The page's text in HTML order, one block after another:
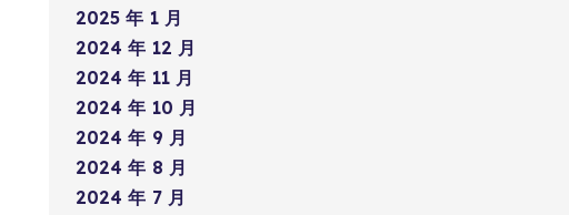
2025 年 1 月
2024 年 12 月
2024 年 11 月
2024 年 10 月
2024 年 9 月
2024 年 8 月
2024 年 7 月